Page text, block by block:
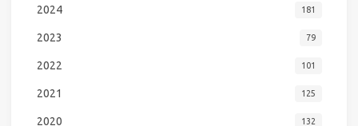
2024 181
2023 79
2022 101
2021 125
2020 132